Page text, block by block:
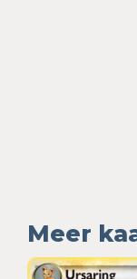
Meer